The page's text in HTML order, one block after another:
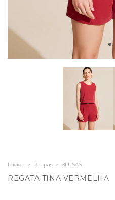
Início > Roupas > BLUSAS
REGATA TINA VERMELHA